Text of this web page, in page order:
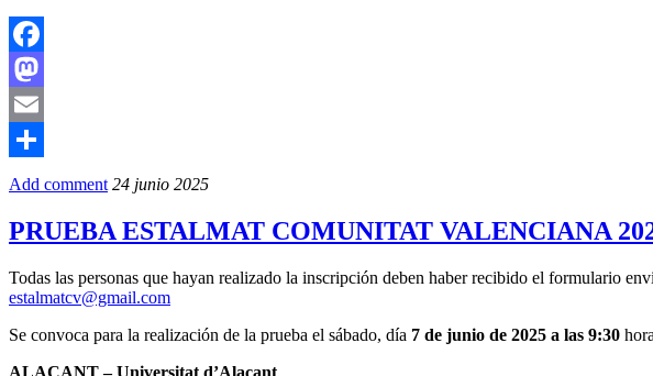
Facebook
Mastodon
Email
Compartir
Add comment 24 junio 2025
PRUEBA ESTALMAT COMUNITAT VALENCIANA
Todas las personas que hayan realizado la inscripción deben haber recibido el formulario
estalmatcv@gmail.com
Se convoca para la realización de la prueba el sábado, día 7 de junio de 2025 a las 9:30
ALACANT – Universitat d’Alacant